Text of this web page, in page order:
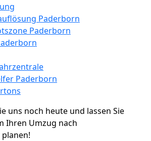
Paderborn
Paderborn
Paderborn
uns noch heute und lassen Sie
Ihren Umzug nach